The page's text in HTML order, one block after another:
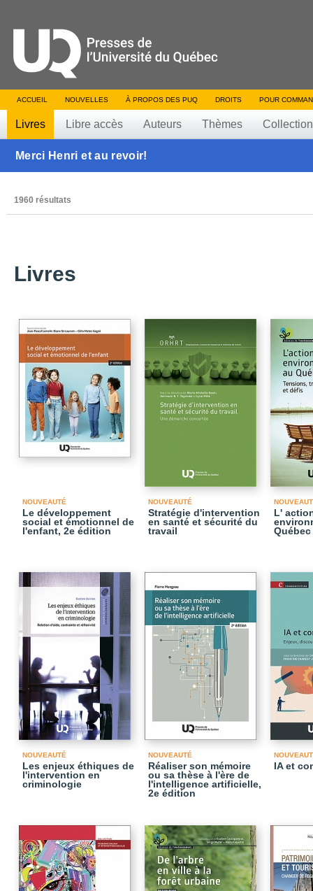
ACCUEIL NOUVELLES À PROPOS DES PUQ DROITS POUR
Livres Libre accès Auteurs Thèmes
Merci Henri et au revoir!
1960 résultats
Livres
NOUVEAUTÉ
Le développement
social et émotionnel de
l'enfant, 2e édition
NOUVEAUTÉ
Stratégie d'intervention
en santé et sécurité du
travail
L'
Québec
NOUVEAUTÉ
Les enjeux éthiques de
l'intervention en
criminologie
NOUVEAUTÉ
Réaliser son mémoire
ou sa thèse à l'ère de
l'intelligence artificielle,
2e édition
IA et